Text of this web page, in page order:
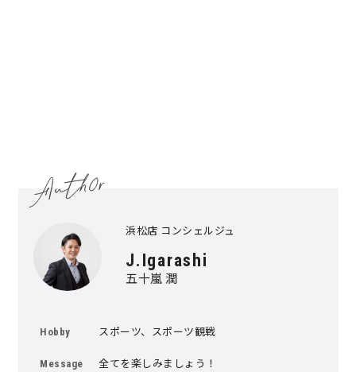
浜松店 コンシェルジュ
J.Igarashi
五十嵐 潤
Hobby スポーツ、スポーツ観戦
Message 全てを楽しみましょう！